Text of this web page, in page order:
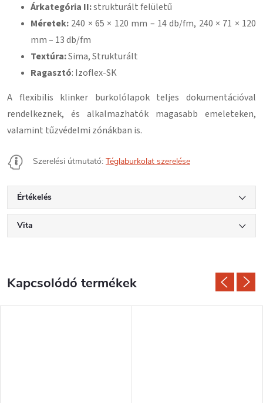
Árkategória II:strukturált felületű
Méretek: 240 × 65 × 120 mm – 14 db/fm, 240 × 71 × 120
mm – 13 db/fm
Textúra:Sima, Strukturált
Ragasztó: Izoflex-SK
A flexibilis klinker burkolólapok teljes dokumentációval
rendelkeznek, és alkalmazhatók magasabb emeleteken,
valamint tűzvédelmi zónákban is.
Szerelési útmutató: Téglaburkolat szerelése
Értékelés
Vita
Kapcsolódó termékek